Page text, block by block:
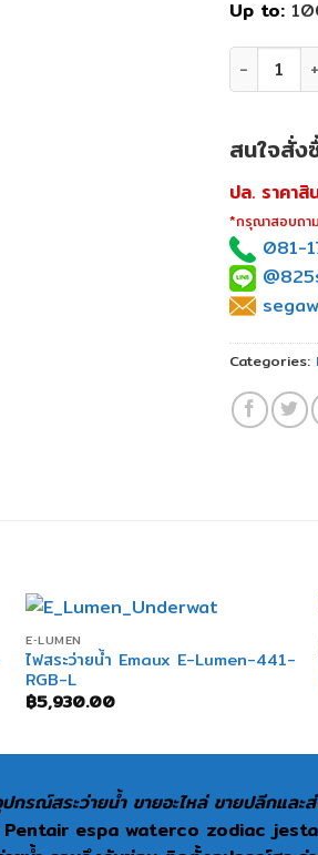
Up to:
ไฟสระว่า
สนใจสั่
ปล. ราคา
*กรุณาสอบถา
081-
Categories:
+
E‐LUMEN
ไฟสระว่ายน้ำ Emaux E-Lumen-441-
RGB-L
฿5,930.00
ปกรณ์สระว่ายน้ำ ขายอะไหล่ ขายปลีกและ
espa waterco zodiac jesta